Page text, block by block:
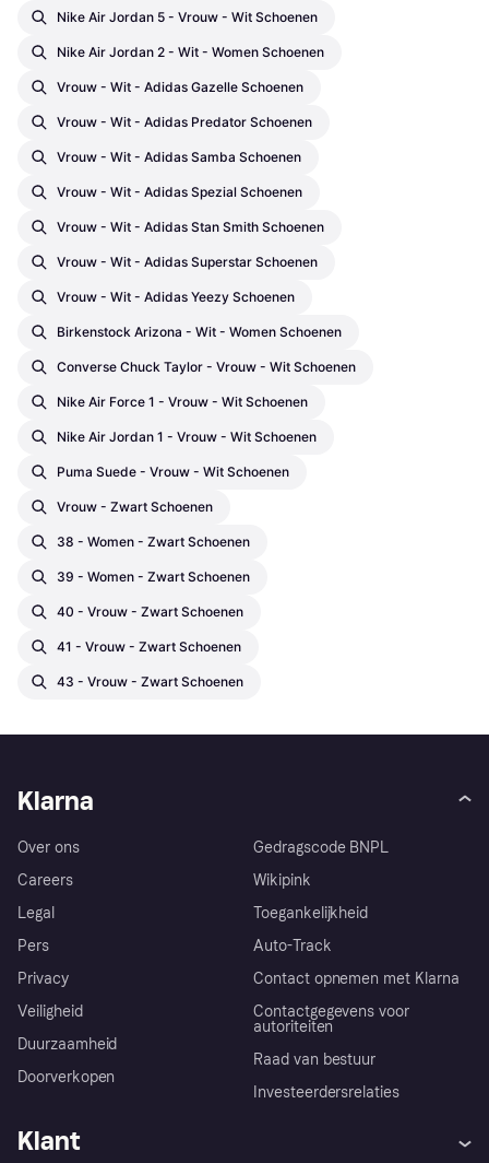
Nike Air Jordan 5 - Vrouw - Wit Schoenen
Nike Air Jordan 2 - Wit - Women Schoenen
Vrouw - Wit - Adidas Gazelle Schoenen
Vrouw - Wit - Adidas Predator Schoenen
Vrouw - Wit - Adidas Samba Schoenen
Vrouw - Wit - Adidas Spezial Schoenen
Vrouw - Wit - Adidas Stan Smith Schoenen
Vrouw - Wit - Adidas Superstar Schoenen
Vrouw - Wit - Adidas Yeezy Schoenen
Birkenstock Arizona - Wit - Women Schoenen
Converse Chuck Taylor - Vrouw - Wit Schoenen
Nike Air Force 1 - Vrouw - Wit Schoenen
Nike Air Jordan 1 - Vrouw - Wit Schoenen
Puma Suede - Vrouw - Wit Schoenen
Vrouw - Zwart Schoenen
38 - Women - Zwart Schoenen
39 - Women - Zwart Schoenen
40 - Vrouw - Zwart Schoenen
41 - Vrouw - Zwart Schoenen
43 - Vrouw - Zwart Schoenen
Klarna
Over ons
Careers
Legal
Pers
Privacy
Veiligheid
Duurzaamheid
Doorverkopen
Gedragscode BNPL
Wikipink
Toegankelijkheid
Auto-Track
Contact opnemen met Klarna
Contactgegevens voor
autoriteiten
Raad van bestuur
Investeerdersrelaties
Klant